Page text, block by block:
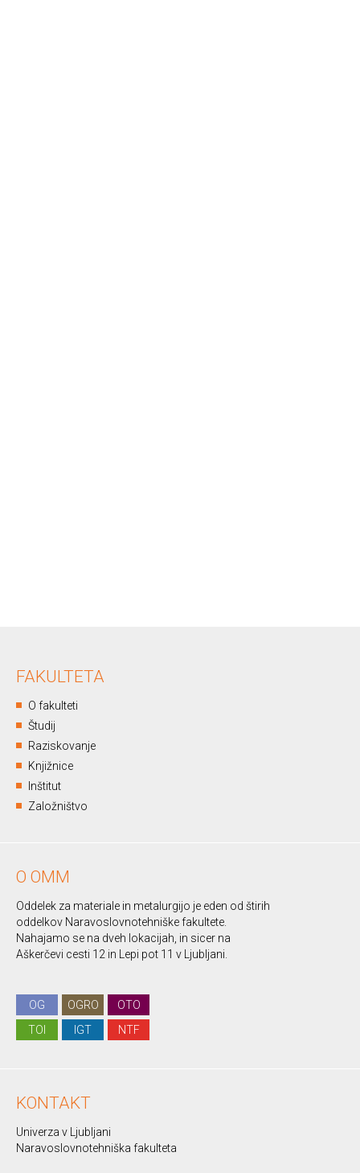
FAKULTETA
O fakulteti
Študij
Raziskovanje
Knjižnice
Inštitut
Založništvo
O OMM
Oddelek za materiale in metalurgijo je eden od štirih
oddelkov Naravoslovnotehniške fakultete.
Nahajamo se na dveh lokacijah, in sicer na
Aškerčevi cesti 12 in Lepi pot 11 v Ljubljani.
OG OGRO
OTO
TOI
IGT NTF
KONTAKT
Univerza v Ljubljani
Naravoslovnotehniška fakulteta